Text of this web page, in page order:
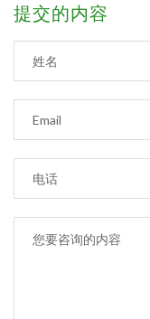
提交的内容